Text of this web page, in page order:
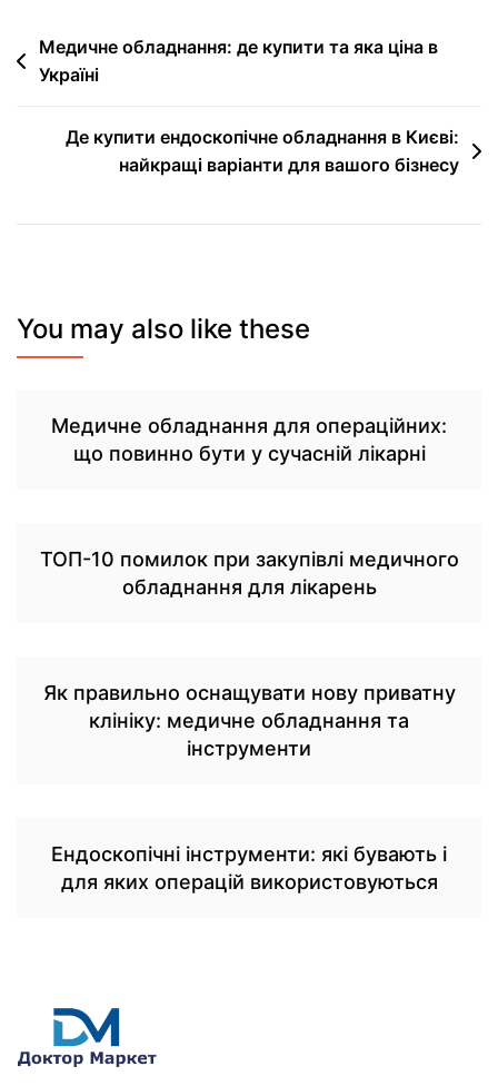
Медичне обладнання: де купити та яка ціна в
Україні
Де купити ендоскопічне обладнання в Києві:
найкращі варіанти для вашого бізнесу
You may also like these
Медичне обладнання для операційних:
що повинно бути у сучасній лікарні
ТОП-10 помилок при закупівлі медичного
обладнання для лікарень
Як правильно оснащувати нову приватну
клініку: медичне обладнання та
інструменти
Ендоскопічні інструменти: які бувають і
для яких операцій використовуються